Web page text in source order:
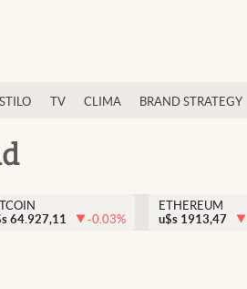
TV CLIMA BRAND STRATEGY
64.927,11 -0.03%
ETHEREUM
u$s 1913,47